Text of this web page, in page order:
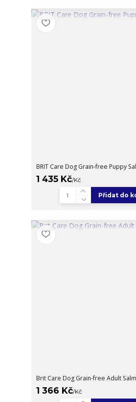
BRIT Care Dog Grain-free Puppy
1 435 Kč/Kč
Přidat do
Brit Care Dog Grain-free Adult
1 366 Kč/Kč